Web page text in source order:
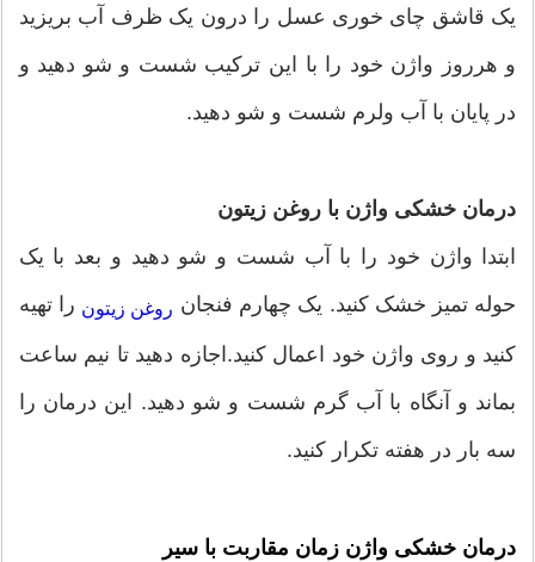
یک قاشق چای خوری عسل را درون یک ظرف آب بریزید
و هرروز واژن خود را با این ترکیب شست و شو دهید و
در پایان با آب ولرم شست و شو دهید.
درمان خشکی واژن با روغن زیتون
ابتدا واژن خود را با آب شست و شو دهید و بعد با یک
حوله تمیز خشک کنید. یک چهارم فنجان روغن زیتون را تهیه
کنید و روی واژن خود اعمال کنید.اجازه دهید تا نیم ساعت
بماند و آنگاه با آب گرم شست و شو دهید. این درمان را
سه بار در هفته تکرار کنید.
درمان خشکی واژن زمان مقاربت با سیر